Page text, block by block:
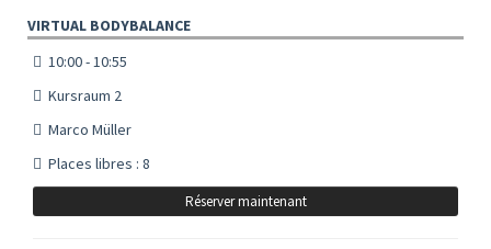
VIRTUAL BODYBALANCE
10:00 - 10:55
Kursraum 2
Marco Müller
Places libres : 8
Réserver maintenant